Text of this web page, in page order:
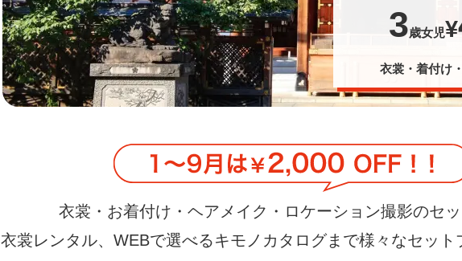
3歳女児¥
衣裳・着付け
衣裳・お着付け・ヘアメイク・ロケーション撮影のセ
衣裳レンタル、WEBで選べるキモノカタログまで様々なセット